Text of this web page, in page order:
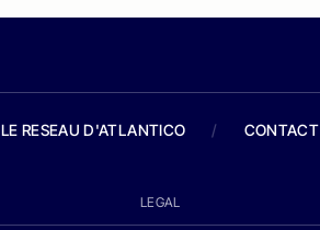
LE RESEAU D'ATLANTICO / CONTACT
LEGAL